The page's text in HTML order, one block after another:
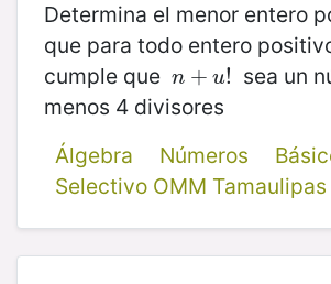
Determina el menor entero
que para todo entero
cumple que n + u!
n+u !
sea un
menos 4 divisores
Álgebra
Números
Selectivo OMM